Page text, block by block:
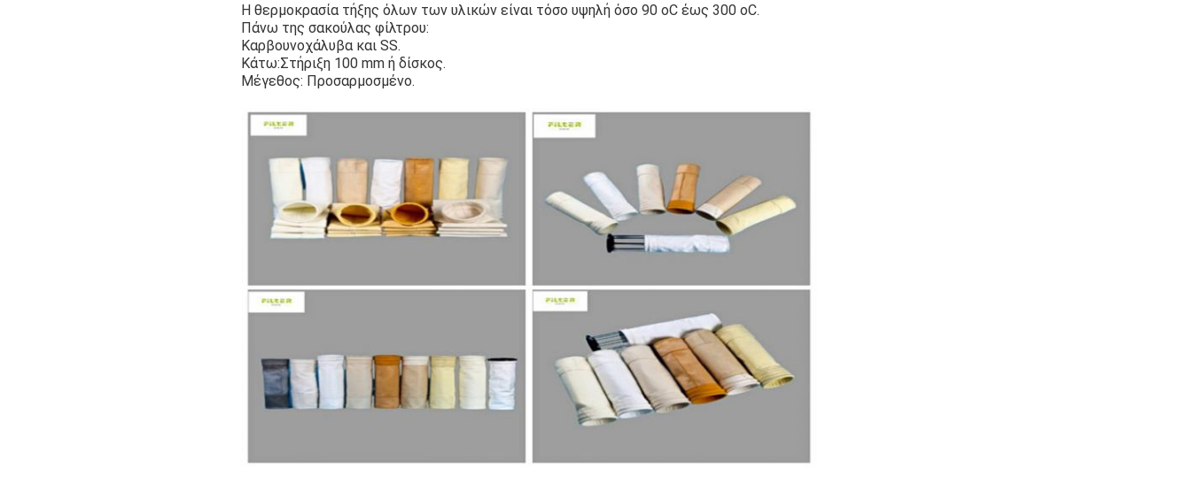
Η θερμοκρασία τήξης όλων των υλικών είναι τόσο υψηλή όσο 90 oC έως 300 oC.
Πάνω της σακούλας φίλτρου:
Καρβουνοχάλυβα και SS.
Κάτω:Στήριξη 100 mm ή δίσκος.
Μέγεθος: Προσαρμοσμένο.